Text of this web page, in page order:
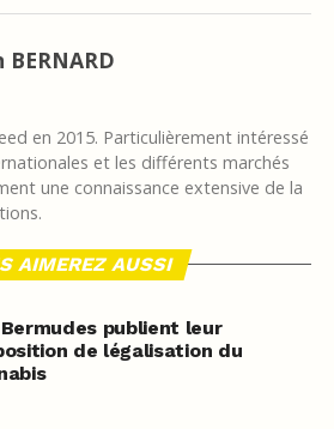
en 2015. Particulièrement intéressé
et les différents marchés
une connaissance extensive de la
AIMEREZ AUSSI
publient leur
de légalisation du